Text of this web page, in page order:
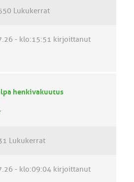
Lukukerrat
- klo:15:51 kirjoittanut
henkivakuutus
Lukukerrat
- klo:09:04 kirjoittanut